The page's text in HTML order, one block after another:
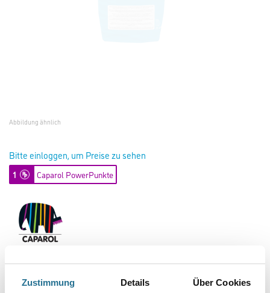
Zustimmung Details Über Cookies
Abbildung ähnlich
Bitte einloggen, um Preise zu sehen
1 Caparol PowerPunkte
Capatect 850 CS Armierungsmörtel 25,0 kg
Art-Nr.:1001-002336